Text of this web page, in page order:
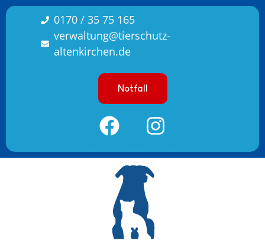
0170 / 35 75 165
verwaltung@tierschutz-
altenkirchen.de
Notfall